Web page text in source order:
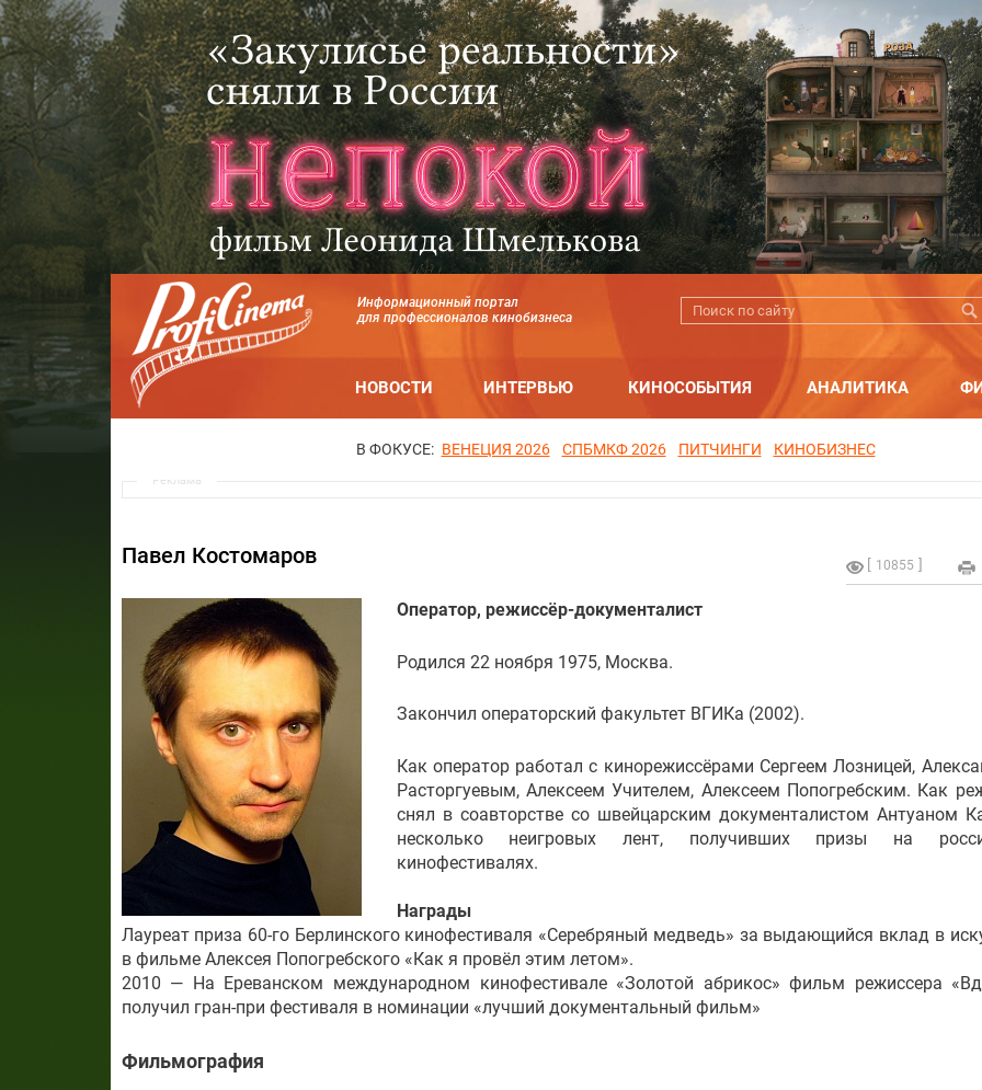
Информационный портал
для профессионалов кинобизнеса
НОВОСТИ ИНТЕРВЬЮ КИНОСОБЫТИЯ АНАЛИТИКА
В ФОКУСЕ: ВЕНЕЦИЯ 2026 СПБМКФ 2026 ПИТЧИНГИ КИНОБИЗНЕС
Реклама
10855
Павел Костомаров
Оператор, режиссёр-документалист
Родился 22 ноября 1975, Москва.
Закончил операторский факультет ВГИКа (2002).
Как оператор работал с кинорежиссёрами Сергеем Лозницей,
Расторгуевым, Алексеем Учителем, Алексеем Попогребским. Как
снял в соавторстве со швейцарским документалистом Антуаном
несколько неигровых лент, получивших призы на
кинофестивалях.
Награды
Лауреат приза 60-го Берлинского кинофестиваля «Серебряный медведь» за выдающийся вклад в
в фильме Алексея Попогребского «Как я провёл этим летом».
2010 — На Ереванском международном кинофестивале «Золотой абрикос» фильм режиссера
получил гран-при фестиваля в номинации «лучший документальный фильм»
Фильмография